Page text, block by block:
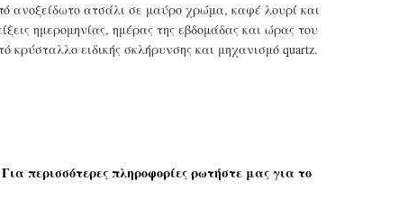
ανοξείδωτο ατσάλι σε μαύρο χρώμα, καφέ λουρί και
ημερομηνίας, ημέρας της εβδομάδας και ώρας του
κρύσταλλο ειδικής σκλήρυνσης και μηχανισμό quartz.
περισσότερες πληροφορίες ρωτήστε μας για το